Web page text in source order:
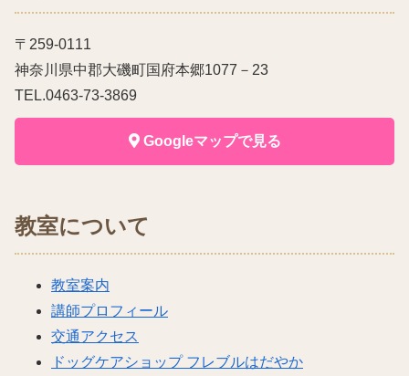
〒259-0111
神奈川県中郡大磯町国府本郷1077－23
TEL.0463-73-3869
Googleマップで見る
教室について
教室案内
講師プロフィール
交通アクセス
ドッグケアショップ フレブルはだやか